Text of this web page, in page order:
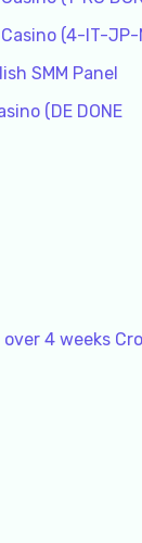
(4-IT-JP-
SMM Panel
(DE DONE
over 4 weeks